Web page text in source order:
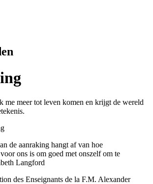
meer tot leven komen en krijgt de wereld
de aanraking hangt af van hoe
ons is om goed met onszelf om te
Langford
des Enseignants de la F.M. Alexander